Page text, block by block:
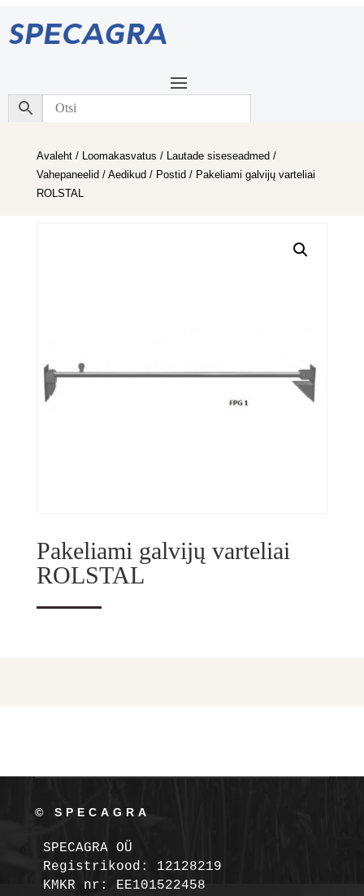
Avaleht/ Loomakasvatus / Lautade siseseadmed /
Vahepaneelid / Aedikud / Postid / Pakeliami galvijų varteliai
ROLSTAL
Pakeliami galvijų varteliai
ROLSTAL
© SPECAGRA
SPECAGRA OÜ
Registrikood: 12128219
KMKR nr: EE101522458